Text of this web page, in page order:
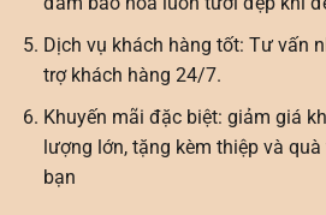
Dịch vụ khách hàng tốt: Tư vấn
trợ khách hàng 24/7.
Khuyến mãi đặc biệt: giảm giá
lượng lớn, tặng kèm thiệp và
bạn